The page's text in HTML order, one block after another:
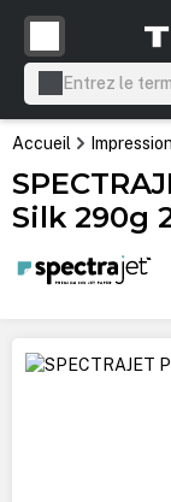
principal
Accueil
Silk 290g
Ignorer la galerie